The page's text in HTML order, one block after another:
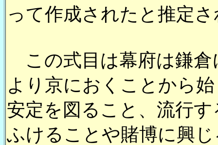
って作成されたと推定
この式目は幕府は鎌倉
より京におくことから
安定を図ること、流行
ふけることや賭博に興